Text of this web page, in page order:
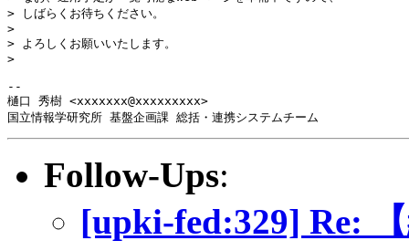
> しばらくお待ちください。
>
> よろしくお願いいたします。
>
--
樋口 秀樹 <xxxxxxx@xxxxxxxxx>
国立情報学研究所 基盤企画課 総括・連携システムチーム
Follow-Ups:
[upki-fed:329] Re: